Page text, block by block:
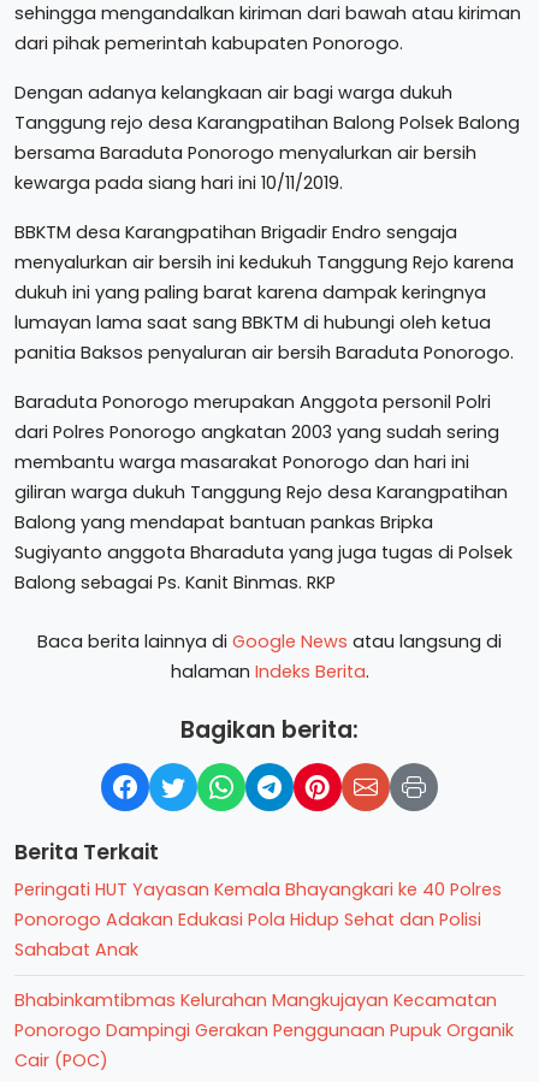
sehingga mengandalkan kiriman dari bawah atau kiriman
dari pihak pemerintah kabupaten Ponorogo.
Dengan adanya kelangkaan air bagi warga dukuh
Tanggung rejo desa Karangpatihan Balong Polsek Balong
bersama Baraduta Ponorogo menyalurkan air bersih
kewarga pada siang hari ini 10/11/2019.
BBKTM desa Karangpatihan Brigadir Endro sengaja
menyalurkan air bersih ini kedukuh Tanggung Rejo karena
dukuh ini yang paling barat karena dampak keringnya
lumayan lama saat sang BBKTM di hubungi oleh ketua
panitia Baksos penyaluran air bersih Baraduta Ponorogo.
Baraduta Ponorogo merupakan Anggota personil Polri
dari Polres Ponorogo angkatan 2003 yang sudah sering
membantu warga masarakat Ponorogo dan hari ini
giliran warga dukuh Tanggung Rejo desa Karangpatihan
Balong yang mendapat bantuan pankas Bripka
Sugiyanto anggota Bharaduta yang juga tugas di Polsek
Balong sebagai Ps. Kanit Binmas. RKP
Baca berita lainnya di Google News atau langsung di
halaman Indeks Berita.
Bagikan berita:
Berita Terkait
Peringati HUT Yayasan Kemala Bhayangkari ke 40 Polres
Ponorogo Adakan Edukasi Pola Hidup Sehat dan Polisi
Sahabat Anak
Bhabinkamtibmas Kelurahan Mangkujayan Kecamatan
Ponorogo Dampingi Gerakan Penggunaan Pupuk Organik
Cair (POC)